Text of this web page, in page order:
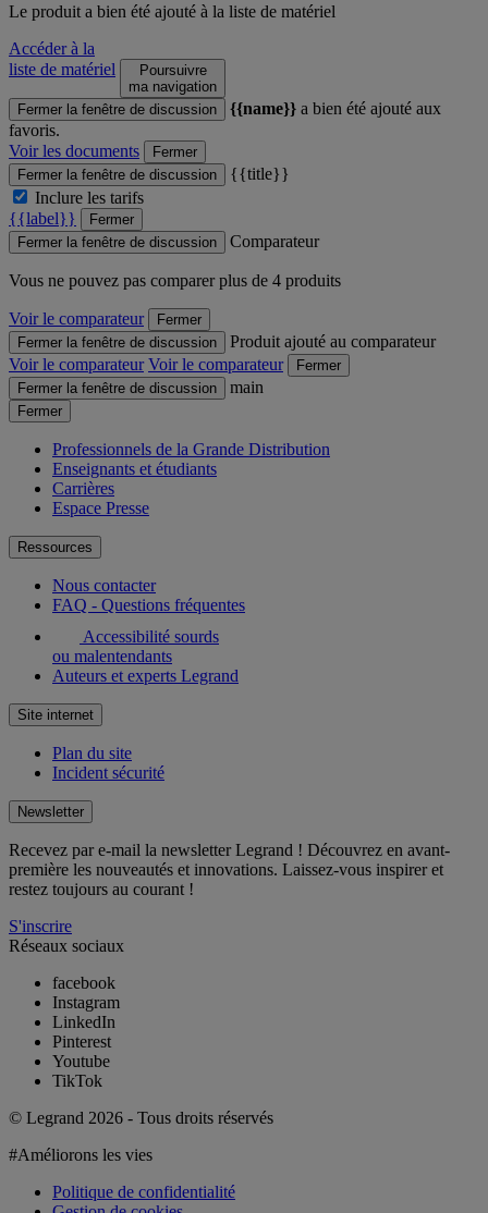
Le produit a bien été ajouté à la liste de matériel
Accéder à la
liste de matériel
Poursuivre
ma navigation
Fermer la fenêtre de discussion
{{name}} a bien été ajouté aux
favoris.
Voir les documents
Fermer
Fermer la fenêtre de discussion
{{title}}
Inclure les tarifs
{{label}}
Fermer
Fermer la fenêtre de discussion
Comparateur
Vous ne pouvez pas comparer plus de 4 produits
Voir le comparateur
Fermer
Fermer la fenêtre de discussion
Produit ajouté au comparateur
Voir le comparateur Voir le comparateur
Fermer
Fermer la fenêtre de discussion
main
Fermer
Professionnels de la Grande Distribution
Enseignants et étudiants
Carrières
Espace Presse
Ressources
Nous contacter
FAQ - Questions fréquentes
Accessibilité sourds
ou malentendants
Auteurs et experts Legrand
Site internet
Plan du site
Incident sécurité
Newsletter
Recevez par e-mail la newsletter Legrand ! Découvrez en avant-
première les nouveautés et innovations. Laissez-vous inspirer et
restez toujours au courant !
S'inscrire
Réseaux sociaux
facebook
Instagram
LinkedIn
Pinterest
Youtube
TikTok
© Legrand 2026 - Tous droits réservés
#Améliorons les vies
Politique de confidentialité